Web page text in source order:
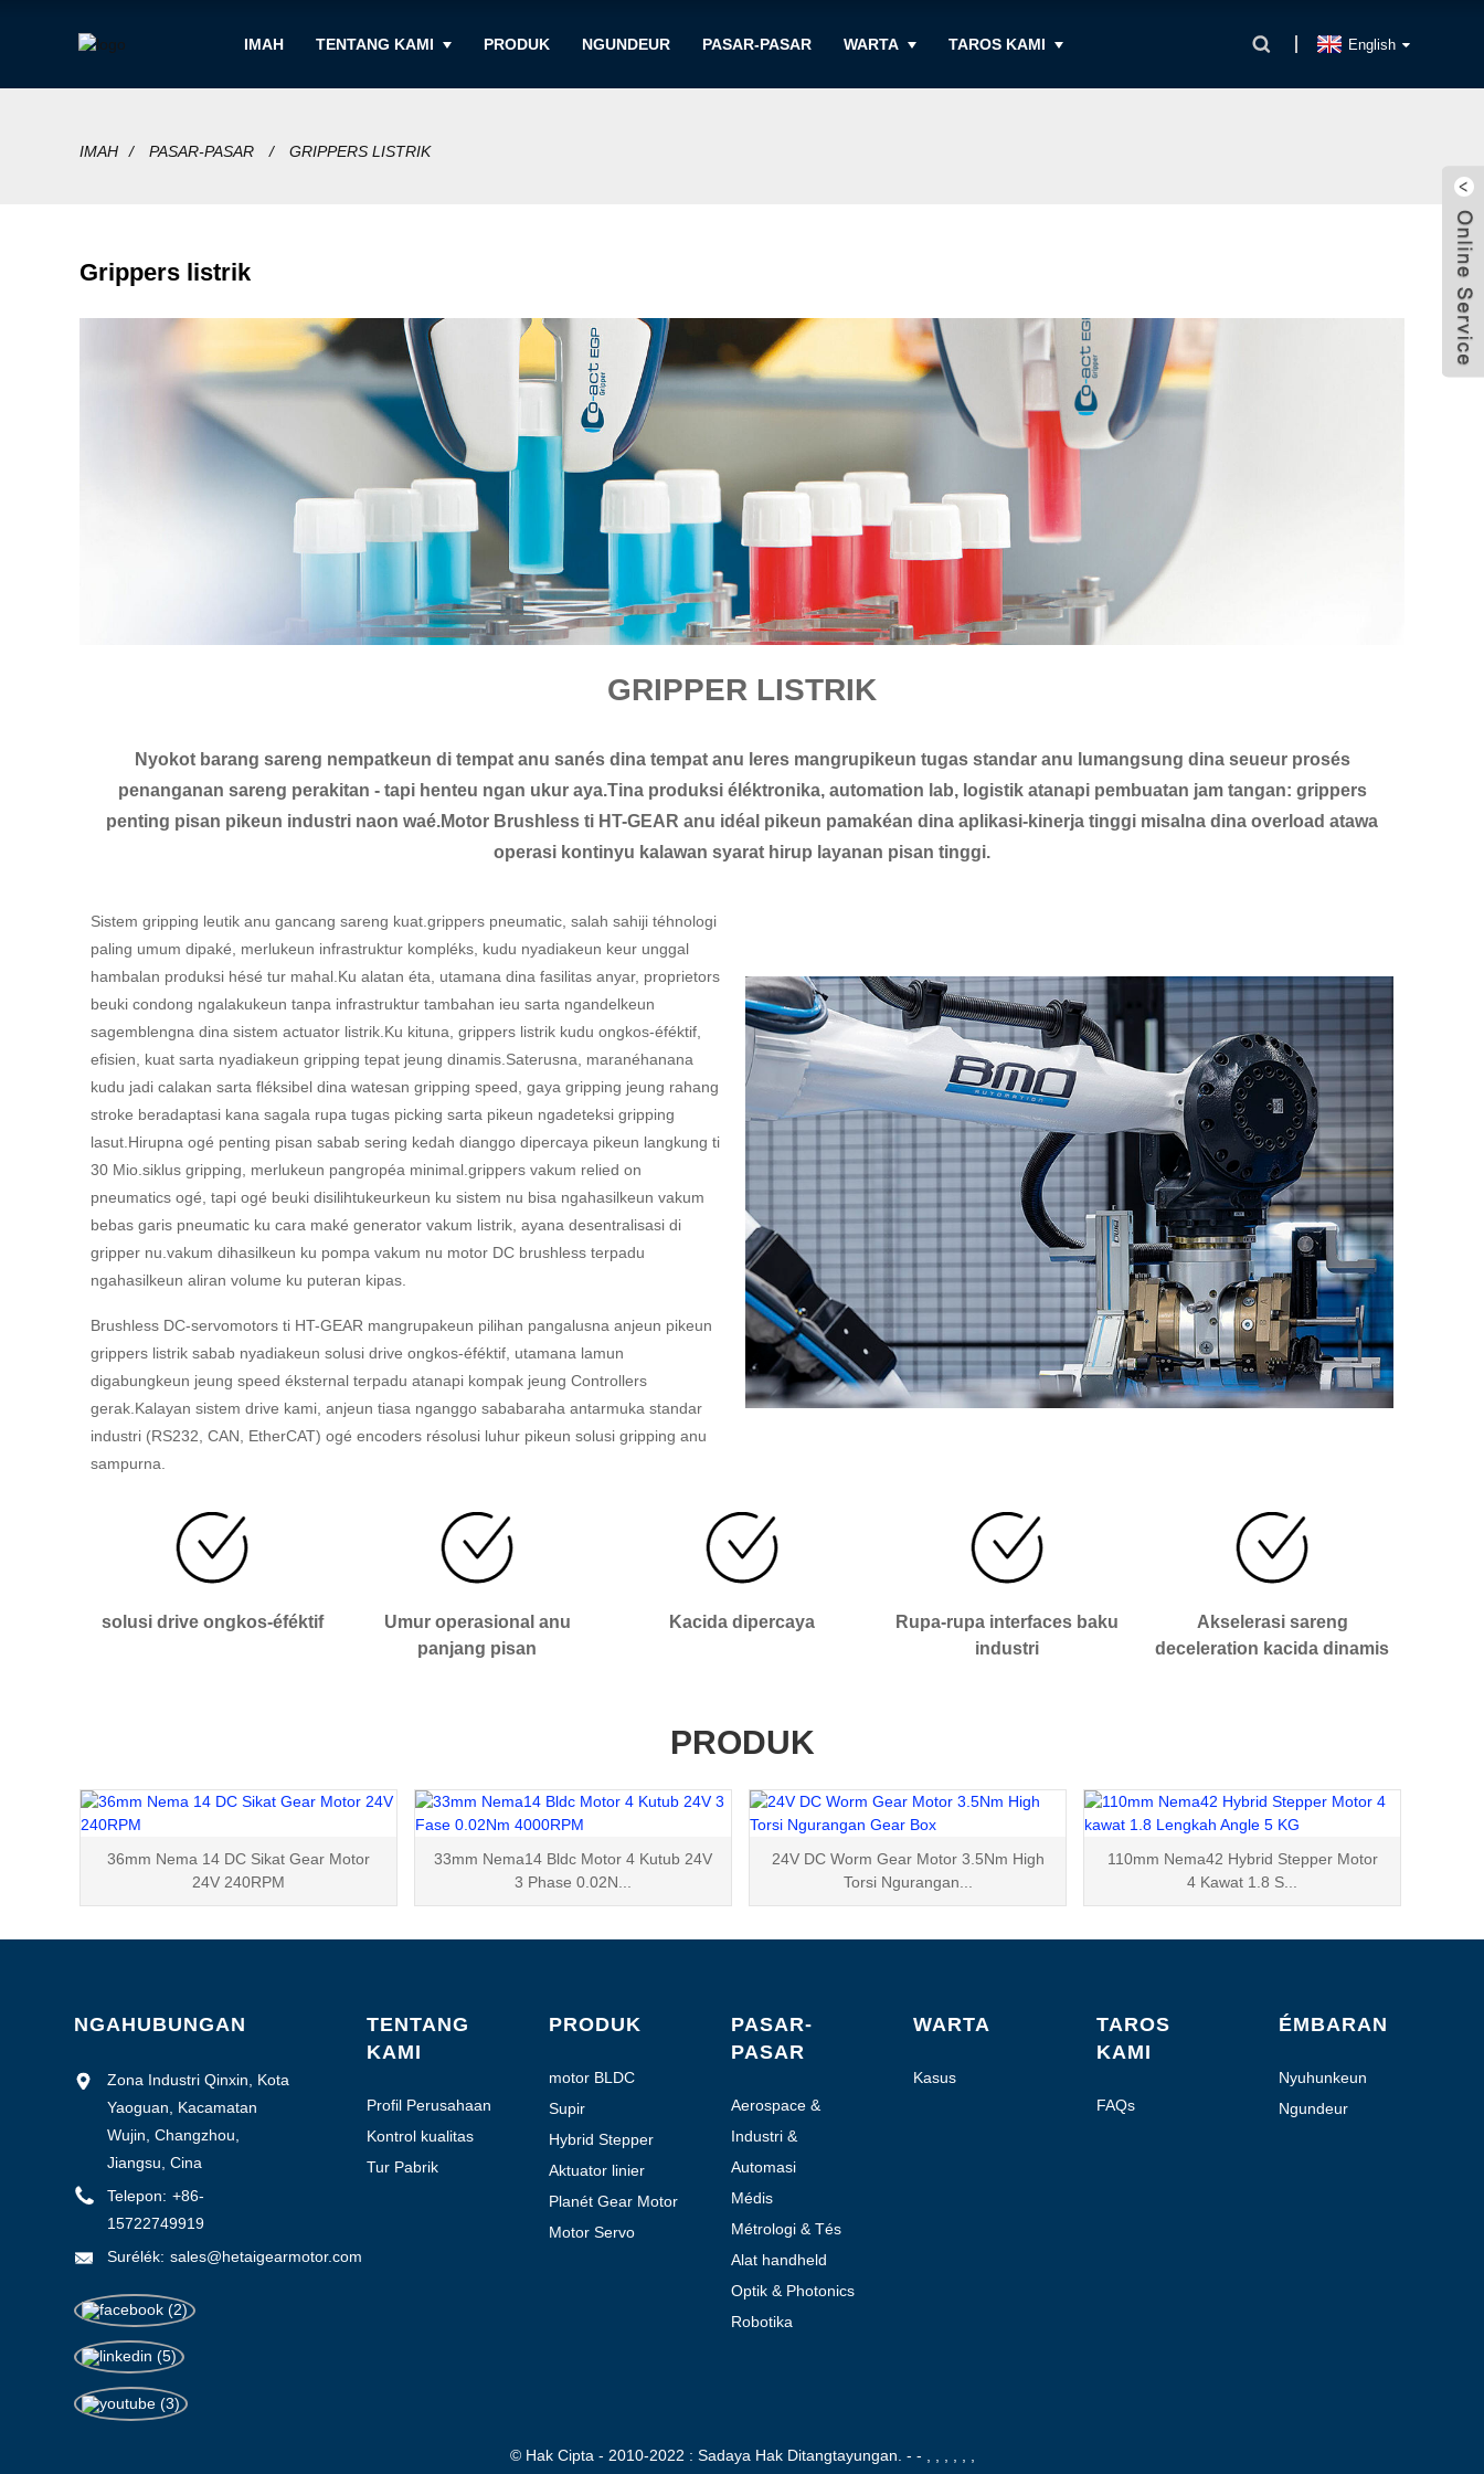
IMAH TENTANG KAMI PRODUK NGUNDEUR PASAR-PASAR WARTA TAROS KAMI English
IMAH PASAR-PASAR GRIPPERS LISTRIK
Grippers listrik
GRIPPER LISTRIK
Nyokot barang sareng nempatkeun di tempat anu sanés dina tempat anu leres mangrupikeun tugas standar anu lumangsung dina seueur prosés
penanganan sareng perakitan - tapi henteu ngan ukur aya.Tina produksi éléktronika, automation lab, logistik atanapi pembuatan jam tangan: grippers
penting pisan pikeun industri naon waé.Motor Brushless ti HT-GEAR anu idéal pikeun pamakéan dina aplikasi-kinerja tinggi misalna dina overload atawa
operasi kontinyu kalawan syarat hirup layanan pisan tinggi.
Sistem gripping leutik anu gancang sareng kuat.grippers pneumatic, salah sahiji téhnologi
paling umum dipaké, merlukeun infrastruktur kompléks, kudu nyadiakeun keur unggal
hambalan produksi hésé tur mahal.Ku alatan éta, utamana dina fasilitas anyar, proprietors
beuki condong ngalakukeun tanpa infrastruktur tambahan ieu sarta ngandelkeun
sagemblengna dina sistem actuator listrik.Ku kituna, grippers listrik kudu ongkos-éféktif,
efisien, kuat sarta nyadiakeun gripping tepat jeung dinamis.Saterusna, maranéhanana
kudu jadi calakan sarta fléksibel dina watesan gripping speed, gaya gripping jeung rahang
stroke beradaptasi kana sagala rupa tugas picking sarta pikeun ngadeteksi gripping
lasut.Hirupna ogé penting pisan sabab sering kedah dianggo dipercaya pikeun langkung ti
30 Mio.siklus gripping, merlukeun pangropéa minimal.grippers vakum relied on
pneumatics ogé, tapi ogé beuki disilihtukeurkeun ku sistem nu bisa ngahasilkeun vakum
bebas garis pneumatic ku cara maké generator vakum listrik, ayana desentralisasi di
gripper nu.vakum dihasilkeun ku pompa vakum nu motor DC brushless terpadu
ngahasilkeun aliran volume ku puteran kipas.
Brushless DC-servomotors ti HT-GEAR mangrupakeun pilihan pangalusna anjeun pikeun
grippers listrik sabab nyadiakeun solusi drive ongkos-éféktif, utamana lamun
digabungkeun jeung speed éksternal terpadu atanapi kompak jeung Controllers
gerak.Kalayan sistem drive kami, anjeun tiasa nganggo sababaraha antarmuka standar
industri (RS232, CAN, EtherCAT) ogé encoders résolusi luhur pikeun solusi gripping anu
sampurna.
solusi drive ongkos-éféktif
Umur operasional anu
panjang pisan
Kacida dipercaya
Rupa-rupa interfaces baku
industri
Akselerasi sareng
deceleration kacida dinamis
PRODUK
36mm Nema 14 DC Sikat Gear Motor
24V 240RPM
33mm Nema14 Bldc Motor 4 Kutub 24V
3 Phase 0.02N...
24V DC Worm Gear Motor 3.5Nm High
Torsi Ngurangan...
110mm Nema42 Hybrid Stepper Motor
4 Kawat 1.8 S...
NGAHUBUNGAN
Zona Industri Qinxin, Kota
Yaoguan, Kacamatan
Wujin, Changzhou,
Jiangsu, Cina
Telepon: +86-
15722749919
Surélék: sales@hetaigearmotor.com
TENTANG
KAMI
Profil Perusahaan
Kontrol kualitas
Tur Pabrik
PRODUK
motor BLDC
Supir
Hybrid Stepper
Motor
Aktuator linier
Planét Gear Motor
Motor Servo
PASAR-
PASAR
Aerospace &
Aviation
Industri &
Automation
Automasi
Laboratorium
Médis
Métrologi & Tés
Alat handheld
motorized
Optik & Photonics
Robotika
WARTA
Kasus
TAROS
KAMI
FAQs
ÉMBARAN
Nyuhunkeun
Quote
Ngundeur
© Hak Cipta - 2010-2022 : Sadaya Hak Ditangtayungan. - - , , , , , ,